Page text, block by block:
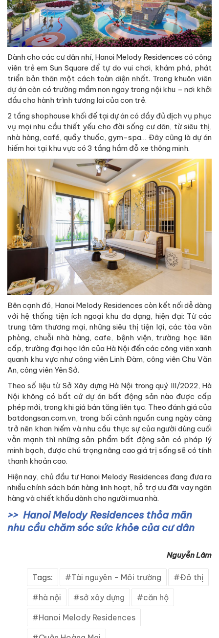
Dành cho các cư dân nhí, Hanoi Melody Residences có công
viên trẻ em Sun Square để tự do vui chơi, khám phá, phát
triển bản thân một cách toàn diện nhất. Trong khuôn viên
dự án còn có trường mầm non ngay trong nội khu – nơi khởi
đầu cho hành trình tương lai của con trẻ.
2 tầng shophouse khối đế tại dự án có đầy đủ dịch vụ phục
vụ mọi nhu cầu thiết yếu cho đời sống cư dân, từ siêu thị,
nhà hàng, café, quầy thuốc, gym-spa… Đây cũng là dự án
hiếm hoi tại khu vực có 3 tầng hầm đỗ xe thông minh.
Bên cạnh đó, Hanoi Melody Residences còn kết nối dễ dàng
với hệ thống tiện ích ngoại khu đa dạng, hiện đại: Từ các
trung tâm thương mại, những siêu thị tiện lợi, các tòa văn
phòng, chuỗi nhà hàng, cafe, bệnh viện, trường học liên
cấp, trường đại học lớn của Hà Nội đến các công viên xanh
quanh khu vực như công viên Linh Đàm, công viên Chu Văn
An, công viên Yên Sở.
Theo số liệu từ Sở Xây dựng Hà Nội trong quý III/2022, Hà
Nội không có bất cứ dự án bất động sản nào được cấp
phép mới, trong khi giá bán tăng liên tục. Theo đánh giá của
batdongsan.com.vn, trong bối cảnh nguồn cung ngày càng
trở nên khan hiếm và nhu cầu thực sự của người dùng cuối
vẫn mạnh thì những sản phẩm bất động sản có pháp lý
minh bạch, được chú trọng nâng cao giá trị sống sẽ có tính
thanh khoản cao.
Hiện nay, chủ đầu tư Hanoi Melody Residences đang đưa ra
nhiều chính sách bán hàng linh hoạt, hỗ trợ ưu đãi vay ngân
hàng và chiết khấu dành cho người mua nhà.
Hanoi Melody Residences thỏa mãn
nhu cầu chăm sóc sức khỏe của cư dân
Nguyễn Lâm
Tags: Tài nguyên - Môi trường Đô thị
hà nội sở xây dựng căn hộ
Hanoi Melody Residences